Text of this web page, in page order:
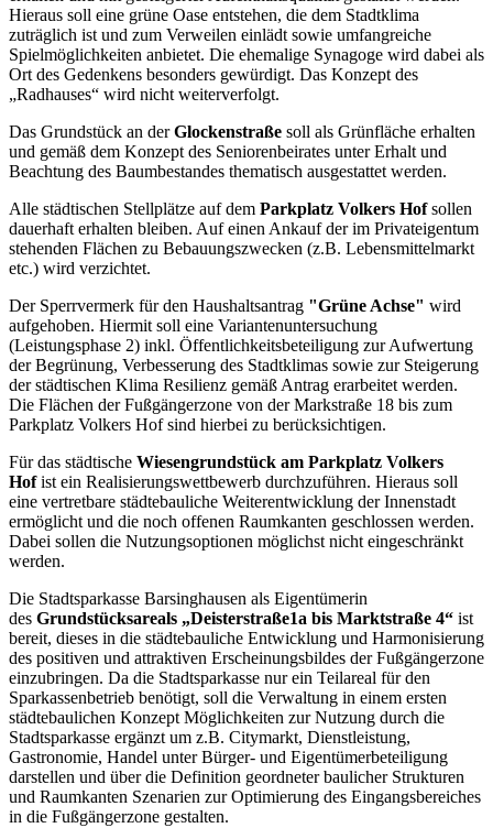
Hieraus soll eine grüne Oase entstehen, die dem Stadtklima
zuträglich ist und zum Verweilen einlädt sowie umfangreiche
Spielmöglichkeiten anbietet. Die ehemalige Synagoge wird dabei als
Ort des Gedenkens besonders gewürdigt. Das Konzept des
„Radhauses“ wird nicht weiterverfolgt.
Das Grundstück an derGlockenstraße soll als Grünfläche erhalten
und gemäß dem Konzept des Seniorenbeirates unter Erhalt und
Beachtung des Baumbestandes thematisch ausgestattet werden.
Alle städtischen Stellplätze auf dem Parkplatz Volkers Hofsollen
dauerhaft erhalten bleiben. Auf einen Ankauf der im Privateigentum
stehenden Flächen zu Bebauungszwecken (z.B. Lebensmittelmarkt
etc.) wird verzichtet.
Der Sperrvermerk für den Haushaltsantrag "Grüne Achse" wird
aufgehoben. Hiermit soll eine Variantenuntersuchung
(Leistungsphase 2) inkl. Öffentlichkeitsbeteiligung zur Aufwertung
der Begrünung, Verbesserung des Stadtklimas sowie zur Steigerung
der städtischen Klima Resilienz gemäß Antrag erarbeitet werden.
Die Flächen der Fußgängerzone von der Markstraße 18 bis zum
Parkplatz Volkers Hof sind hierbei zu berücksichtigen.
Für das städtische Wiesengrundstück am Parkplatz Volkers
Hofist ein Realisierungswettbewerb durchzuführen. Hieraus soll
eine vertretbare städtebauliche Weiterentwicklung der Innenstadt
ermöglicht und die noch offenen Raumkanten geschlossen werden.
Dabei sollen die Nutzungsoptionen möglichst nicht eingeschränkt
werden.
Die Stadtsparkasse Barsinghausen als Eigentümerin
des Grundstücksareals „Deisterstraße1a bis Marktstraße 4“ ist
bereit, dieses in die städtebauliche Entwicklung und Harmonisierung
des positiven und attraktiven Erscheinungsbildes der Fußgängerzone
einzubringen. Da die Stadtsparkasse nur ein Teilareal für den
Sparkassenbetrieb benötigt, soll die Verwaltung in einem ersten
städtebaulichen Konzept Möglichkeiten zur Nutzung durch die
Stadtsparkasse ergänzt um z.B. Citymarkt, Dienstleistung,
Gastronomie, Handel unter Bürger- und Eigentümerbeteiligung
darstellen und über die Definition geordneter baulicher Strukturen
und Raumkanten Szenarien zur Optimierung des Eingangsbereiches
in die Fußgängerzone gestalten.